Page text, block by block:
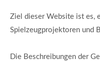
Ziel dieser Website ist es,
Spielzeugprojektoren und
Die Beschreibungen der